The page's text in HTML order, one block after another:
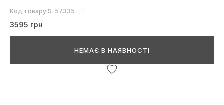
Код товару:S-57335
3595 грн
НЕМАЄ В НАЯВНОСТІ